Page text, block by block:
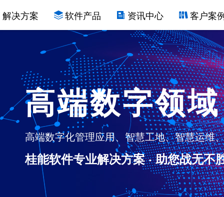
解决方案 软件产品 资讯中心 客户案
高端数字领
高端数字化管理应用、智慧工地、智慧运维
桂能软件专业解决方案 · 助您战无不